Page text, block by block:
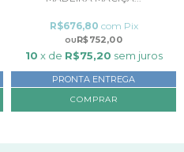
R$752,00
R$676,80 com Pix
10 x de R$75,20 sem juros
PRONTA ENTREGA
COMPRAR